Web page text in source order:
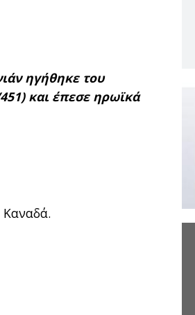
ηγήθηκε του
και έπεσε ηρωϊκά
Καναδά.